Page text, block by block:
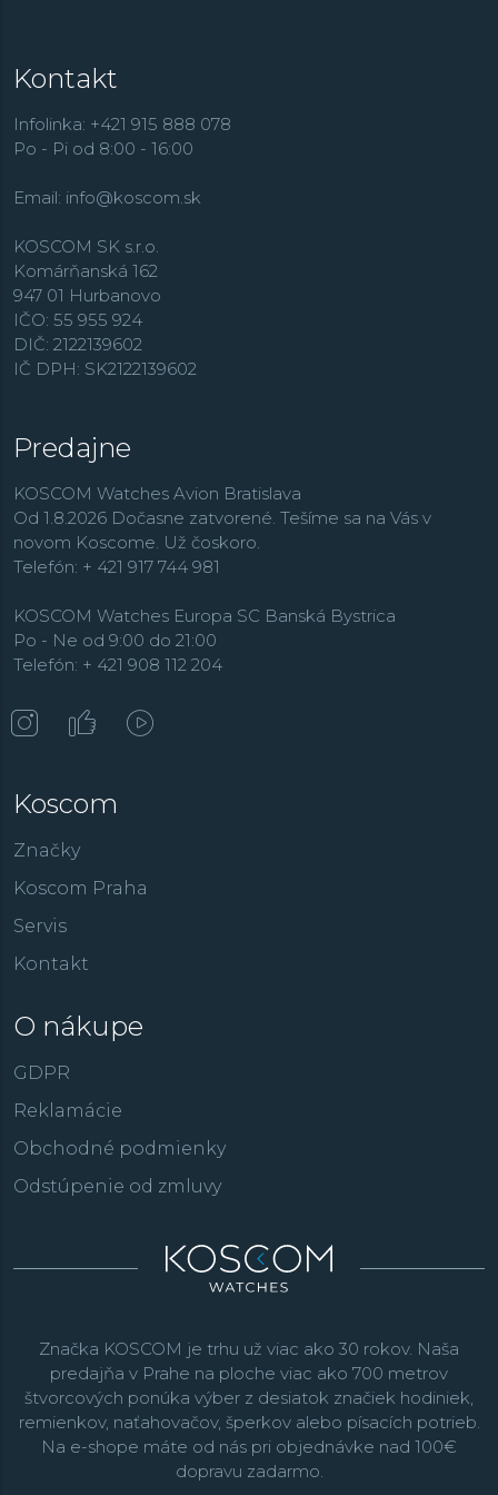
Kontakt
Infolinka: +421 915 888 078
Po - Pi od 8:00 - 16:00
Email: info@koscom.sk
KOSCOM SK s.r.o.
Komárňanská 162
947 01 Hurbanovo
IČO: 55 955 924
DIČ: 2122139602
IČ DPH: SK2122139602
Predajne
KOSCOM Watches Avion Bratislava
Od 1.8.2026 Dočasne zatvorené. Tešíme sa na Vás v
novom Koscome. Už čoskoro.
Telefón: + 421 917 744 981
KOSCOM Watches Europa SC Banská Bystrica
Po - Ne od 9:00 do 21:00
Telefón: + 421 908 112 204
Koscom
Značky
Koscom Praha
Servis
Kontakt
O nákupe
GDPR
Reklamácie
Obchodné podmienky
Odstúpenie od zmluvy
Značka KOSCOM je trhu už viac ako 30 rokov. Naša
predajňa v Prahe na ploche viac ako 700 metrov
štvorcových ponúka výber z desiatok značiek hodiniek,
remienkov, naťahovačov, šperkov alebo písacích potrieb.
Na e-shope máte od nás pri objednávke nad 100€
dopravu zadarmo.